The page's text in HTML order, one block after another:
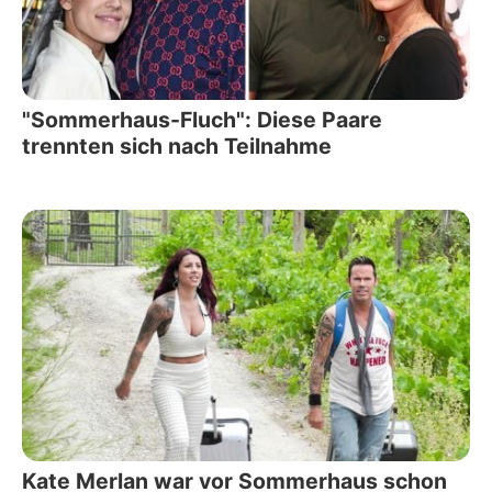
"Sommerhaus-Fluch": Diese Paare
trennten sich nach Teilnahme
Kate Merlan war vor Sommerhaus schon